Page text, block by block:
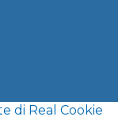
di Real Cookie